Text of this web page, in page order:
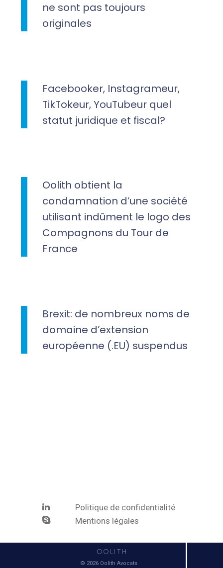
ne sont pas toujours
originales
Facebooker, Instagrameur,
TikTokeur, YouTubeur quel
statut juridique et fiscal?
Oolith obtient la
condamnation d’une société
utilisant indûment le logo des
Compagnons du Tour de
France
Brexit: de nombreux noms de
domaine d’extension
européenne (.EU) suspendus
Politique de confidentialité
Mentions légales
© 2026 Oolith Avocats